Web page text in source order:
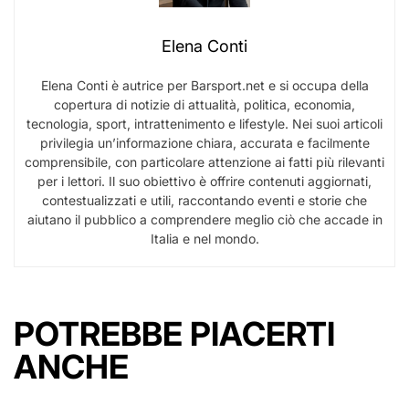
Elena Conti
Elena Conti è autrice per Barsport.net e si occupa della
copertura di notizie di attualità, politica, economia,
tecnologia, sport, intrattenimento e lifestyle. Nei suoi articoli
privilegia un’informazione chiara, accurata e facilmente
comprensibile, con particolare attenzione ai fatti più rilevanti
per i lettori. Il suo obiettivo è offrire contenuti aggiornati,
contestualizzati e utili, raccontando eventi e storie che
aiutano il pubblico a comprendere meglio ciò che accade in
Italia e nel mondo.
POTREBBE PIACERTI
ANCHE